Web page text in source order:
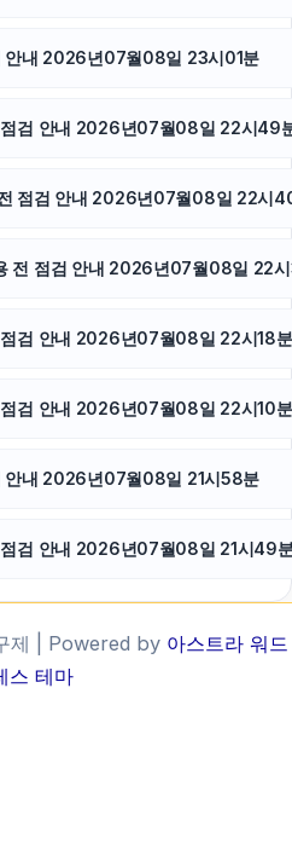
안내 2026년07월08일 23시01분
점검 안내 2026년07월08일 22시49
점검 안내 2026년07월08일 22시
전 점검 안내 2026년07월08일 22
점검 안내 2026년07월08일 22시18분
점검 안내 2026년07월08일 22시10분
안내 2026년07월08일 21시58분
점검 안내 2026년07월08일 21시49
제 | Powered by 아스트라 워드
스 테마